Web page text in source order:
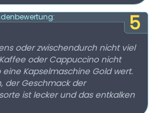
5
oder zwischendurch nicht viel
oder Cappuccino nicht
Kapselmaschine Gold wert.
der Geschmack der
ist lecker und das entkalken